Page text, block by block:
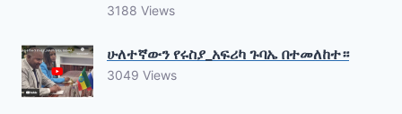
3188 Views
ሁለተኛውን የሩስያ_አፍሪካ ጉባኤ በተመለከተ።
3049 Views